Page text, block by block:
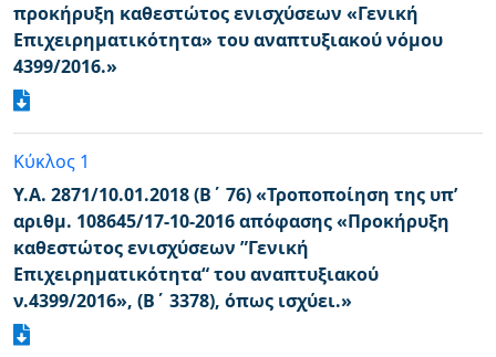
προκήρυξη καθεστώτος ενισχύσεων «Γενική
Επιχειρηματικότητα» του αναπτυξιακού νόμου
4399/2016.»
Κύκλος 1
Υ.Α. 2871/10.01.2018 (Β΄ 76) «Τροποποίηση της υπ’
αριθμ. 108645/17-10-2016 απόφασης «Προκήρυξη
καθεστώτος ενισχύσεων ”Γενική
Επιχειρηματικότητα“ του αναπτυξιακού
ν.4399/2016», (Β΄ 3378), όπως ισχύει.»